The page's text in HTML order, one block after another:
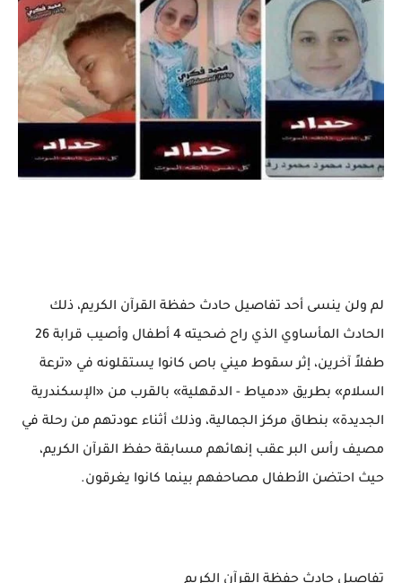
لم ولن ينسى أحد تفاصيل حادث حفظة القرآن الكريم، ذلك
الحادث المأساوي الذي راح ضحيته 4 أطفال وأصيب قرابة 26
طفلاً آخرين، إثر سقوط ميني باص كانوا يستقلونه في «ترعة
السلام» بطريق «دمياط - الدقهلية» بالقرب من «الإسكندرية
الجديدة» بنطاق مركز الجمالية، وذلك أثناء عودتهم من رحلة في
مصيف رأس البر عقب إنهائهم مسابقة حفظ القرآن الكريم،
حيث احتضن الأطفال مصاحفهم بينما كانوا يغرقون.
تفاصيل حادث حفظة القرآن الكريم